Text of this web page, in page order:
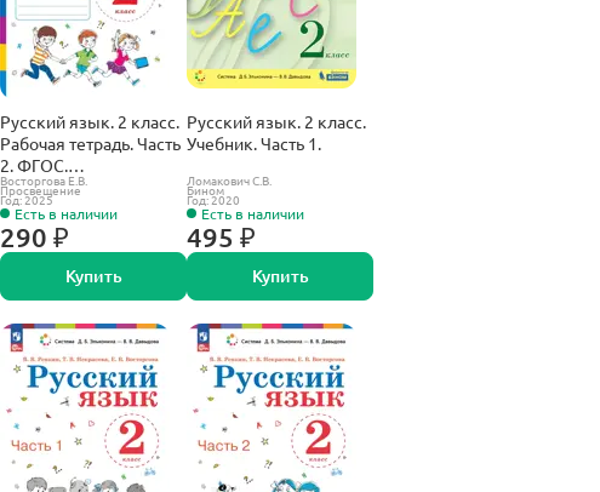
Русский язык. 2 класс.
Рабочая тетрадь. Часть
2. ФГОС.
(Просвещение).
Восторгова Е.В.
Просвещение
Год: 2025
Есть в наличии
290 ₽
Купить
Русский язык. 2 класс.
Учебник. Часть 1.
Ломакович С.В.
Бином
Год: 2020
Есть в наличии
495 ₽
Купить